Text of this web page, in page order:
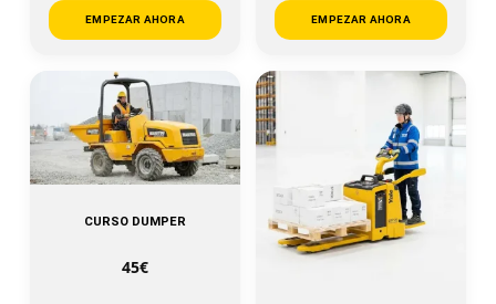
EMPEZAR AHORA EMPEZAR AHORA
CURSO DUMPER
45€